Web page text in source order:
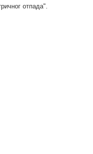
отпада".